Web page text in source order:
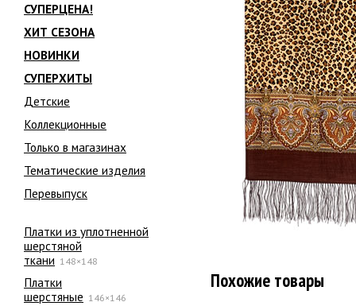
СУПЕРЦЕНА!
ХИТ СЕЗОНА
НОВИНКИ
СУПЕРХИТЫ
Детские
Коллекционные
Только в магазинах
Тематические изделия
Перевыпуск
Платки из уплотненной
шерстяной
ткани 148×148
Платки
шерстяные 146×146
Похожие товары